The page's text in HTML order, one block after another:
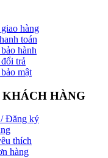
hàng
toán
hành
trả
mật
HÀNG
Đăng ký
thích
hàng